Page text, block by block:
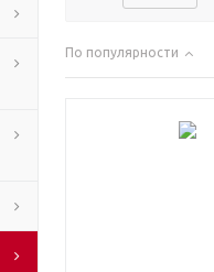
По популярности